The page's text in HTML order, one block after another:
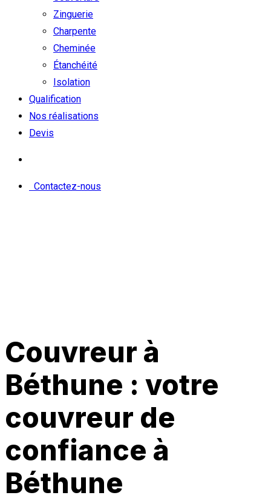
Zinguerie
Charpente
Cheminée
Étanchéité
Isolation
Qualification
Nos réalisations
Devis
Contactez-nous
Couvreur à
Béthune : votre
couvreur de
confiance à
Béthune